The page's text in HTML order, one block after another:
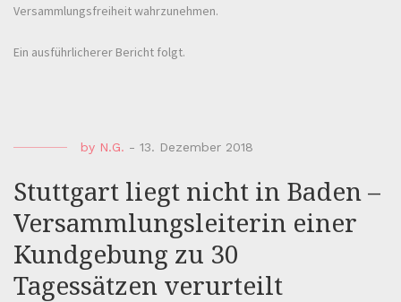
Versammlungsfreiheit wahrzunehmen.
Ein ausführlicherer Bericht folgt.
by N.G. - 13. Dezember 2018
Stuttgart liegt nicht in Baden –
Versammlungsleiterin einer
Kundgebung zu 30
Tagessätzen verurteilt